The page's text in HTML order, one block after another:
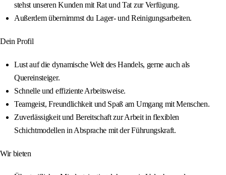
stehst unseren Kunden mit Rat und Tat zur Verfügung.
Außerdem übernimmst du Lager- und Reinigungsarbeiten.
Dein Profil
Lust auf die dynamische Welt des Handels, gerne auch als
Quereinsteiger.
Schnelle und effiziente Arbeitsweise.
Teamgeist, Freundlichkeit und Spaß am Umgang mit Menschen.
Zuverlässigkeit und Bereitschaft zur Arbeit in flexiblen
Schichtmodellen in Absprache mit der Führungskraft.
Wir bieten